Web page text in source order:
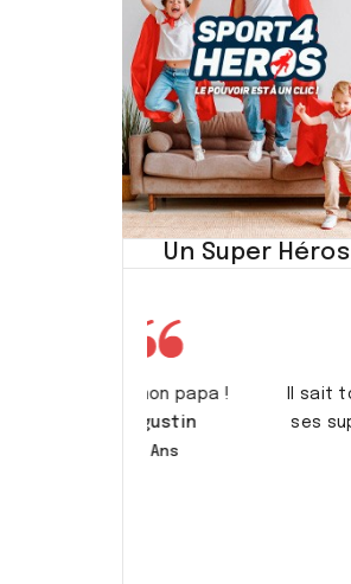
Un Super Héros
Il sait tout faire avec
ses supers pouvoirs.